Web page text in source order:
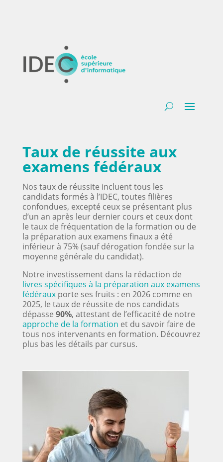
Taux de réussite aux
examens fédéraux
Nos taux de réussite incluent tous les
candidats formés à l’IDEC, toutes filières
confondues, excepté ceux se présentant plus
d’un an après leur dernier cours et ceux dont
le taux de fréquentation de la formation ou de
la préparation aux examens finaux a été
inférieur à 75% (sauf dérogation fondée sur la
moyenne générale du candidat).
Notre investissement dans la rédaction de
livres spécifiques à la préparation aux examens
fédérauxporte ses fruits : en 2026 comme en
2025, le taux de réussite de nos candidats
dépasse 90%, attestant de l’efficacité de notre
approche de la formation et du savoir faire de
tous nos intervenants en formation. Découvrez
plus bas les détails par cursus.